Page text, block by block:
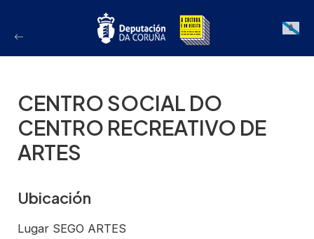
Galician
CENTRO SOCIAL DO
CENTRO RECREATIVO DE
ARTES
Ubicación
Lugar SEGO ARTES